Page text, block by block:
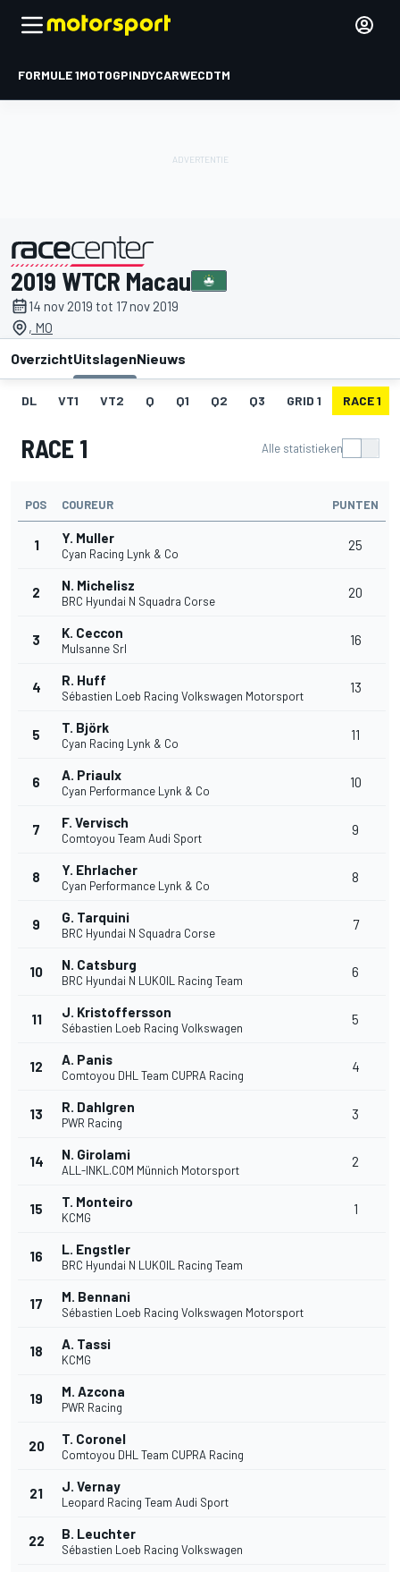
FORMULE 1MOTOGPINDYCARWECDTM
gepresenteerd door
2019 WTCR Macau
14 nov 2019 tot 17 nov 2019
, MO
OverzichtUitslagenNieuws
DL VT1 VT2 Q Q1 Q2 Q3 GRID 1 RACE 1
RACE 1 Alle statistieken
POS COUREUR PUNTEN
1 Y. Muller
Cyan Racing Lynk & Co
25
2 N. Michelisz
BRC Hyundai N Squadra Corse
20
3 K. Ceccon
Mulsanne Srl
16
4 R. Huff
Sébastien Loeb Racing Volkswagen Motorsport
13
5 T. Björk
Cyan Racing Lynk & Co
11
6 A. Priaulx
Cyan Performance Lynk & Co
10
7 F. Vervisch
Comtoyou Team Audi Sport
9
8 Y. Ehrlacher
Cyan Performance Lynk & Co
8
9 G. Tarquini
BRC Hyundai N Squadra Corse
7
10 N. Catsburg
BRC Hyundai N LUKOIL Racing Team
6
11 J. Kristoffersson
Sébastien Loeb Racing Volkswagen
5
12 A. Panis
Comtoyou DHL Team CUPRA Racing
4
13 R. Dahlgren
PWR Racing
3
14 N. Girolami
ALL-INKL.COM Münnich Motorsport
2
15 T. Monteiro
KCMG
1
16 L. Engstler
BRC Hyundai N LUKOIL Racing Team
17 M. Bennani
Sébastien Loeb Racing Volkswagen Motorsport
18 A. Tassi
KCMG
19 M. Azcona
PWR Racing
20 T. Coronel
Comtoyou DHL Team CUPRA Racing
21 J. Vernay
Leopard Racing Team Audi Sport
22 B. Leuchter
Sébastien Loeb Racing Volkswagen